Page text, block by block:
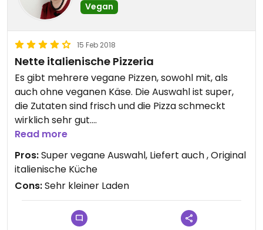
Vegan
15 Feb 2018
Nette italienische Pizzeria
Es gibt mehrere vegane Pizzen, sowohl mit, als
auch ohne veganen Käse. Die Auswahl ist super,
die Zutaten sind frisch und die Pizza schmeckt
wirklich sehr gut.
Eignet sich allerdings eher zum
Bestellen/Mitnehmen, da der Laden sehr klein ist.
Die Mitarbeiter sind auch sehr nett und hilfsbereit.
Read more
Pros:Super vegane Auswahl, Liefert auch , Original
italienische Küche
Cons:Sehr kleiner Laden